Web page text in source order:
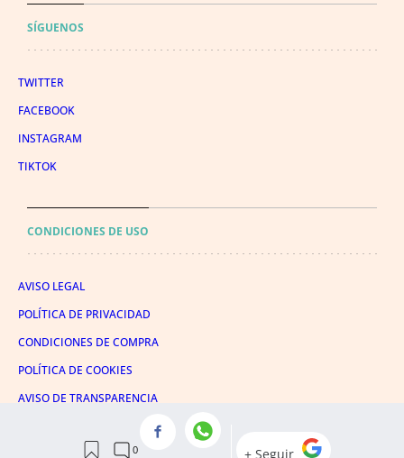
SÍGUENOS
TWITTER
FACEBOOK
INSTAGRAM
TIKTOK
CONDICIONES DE USO
AVISO LEGAL
POLÍTICA DE PRIVACIDAD
CONDICIONES DE COMPRA
POLÍTICA DE COOKIES
AVISO DE TRANSPARENCIA